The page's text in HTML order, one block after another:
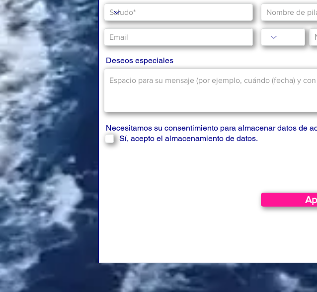
Deseos especiales
Necesitamos su consentimiento para almacenar datos de
Sí, acepto el almacenamiento de datos.